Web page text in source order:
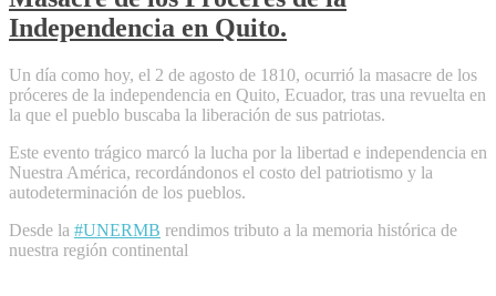
Independencia en Quito.
Un día como hoy, el 2 de agosto de 1810, ocurrió la masacre de los
próceres de la independencia en Quito, Ecuador, tras una revuelta en
la que el pueblo buscaba la liberación de sus patriotas.
Este evento trágico marcó la lucha por la libertad e independencia en
Nuestra América, recordándonos el costo del patriotismo y la
autodeterminación de los pueblos.
Desde la #UNERMB rendimos tributo a la memoria histórica de
nuestra región continental